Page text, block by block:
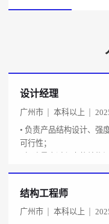
设计经理
广州市 本科以上
• 负责产品结构设计、强
可行性；
结构工程师
广州市 本科以上